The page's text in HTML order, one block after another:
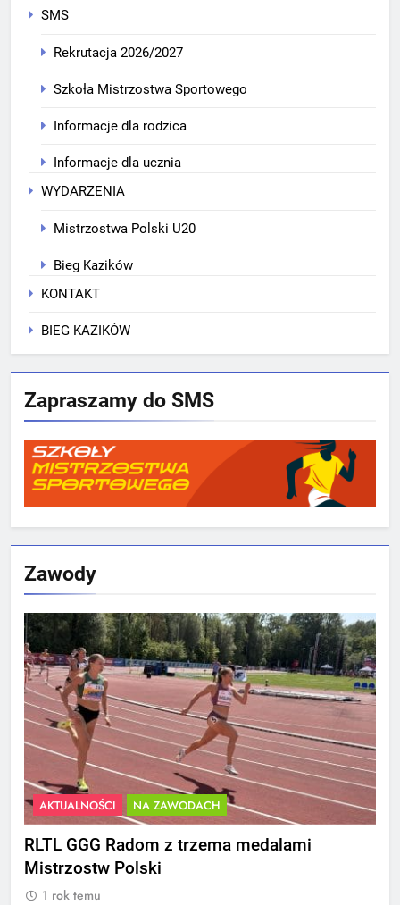
SMS
Rekrutacja 2026/2027
Szkoła Mistrzostwa Sportowego
Informacje dla rodzica
Informacje dla ucznia
WYDARZENIA
Mistrzostwa Polski U20
Bieg Kazików
KONTAKT
BIEG KAZIKÓW
Zapraszamy do SMS
Zawody
AKTUALNOŚCI NA ZAWODACH
RLTL GGG Radom z trzema medalami
Mistrzostw Polski
1 rok temu